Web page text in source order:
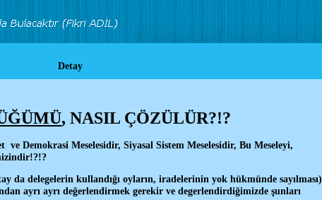
Detay
, NASIL ÇÖZÜLÜR?!?
Demokrasi Meselesidir, Siyasal Sistem Meselesidir, Bu Meseleyi,
delegelerin kullandığı oyların, iradelerinin yok hükmünde sayılması)
ayrı ayrı değerlendirmek gerekir ve degerlendirdiğimizde şunları